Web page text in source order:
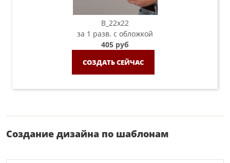
B_22х22
за 1 разв. с обложкой
405 руб
СОЗДАТЬ СЕЙЧАС
Создание дизайна по шаблонам